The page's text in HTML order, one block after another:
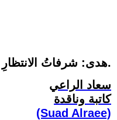
9 . هدى: شرفاتُ الانتظارِ المفتوحة.
سعاد الراعي
كاتبة وناقدة
(Suad Alraee)